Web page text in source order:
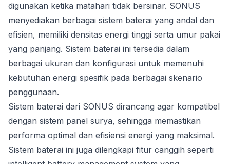
digunakan ketika matahari tidak bersinar. SONUS
menyediakan berbagai sistem baterai yang andal dan
efisien, memiliki densitas energi tinggi serta umur pakai
yang panjang. Sistem baterai ini tersedia dalam
berbagai ukuran dan konfigurasi untuk memenuhi
kebutuhan energi spesifik pada berbagai skenario
penggunaan.
Sistem baterai dari SONUS dirancang agar kompatibel
dengan sistem panel surya, sehingga memastikan
performa optimal dan efisiensi energi yang maksimal.
Sistem baterai ini juga dilengkapi fitur canggih seperti